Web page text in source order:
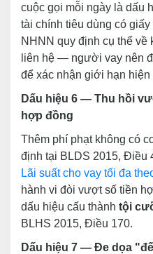
cuộc gọi mỗi ngày là dấu
tài chính tiêu dùng có
NHNN quy định cụ thể
liên hệ — người vay nên
để xác nhận giới hạn hiện
Dấu hiệu 6 — Thu hồi
hợp đồng
Thêm phí phạt không có
định tại BLDS 2015, Điều
Lãi suất cho vay tối đa
hành vi đòi vượt số tiền
dấu hiệu cấu thành tội
BLHS 2015, Điều 170.
Dấu hiệu 7 — Đe dọa